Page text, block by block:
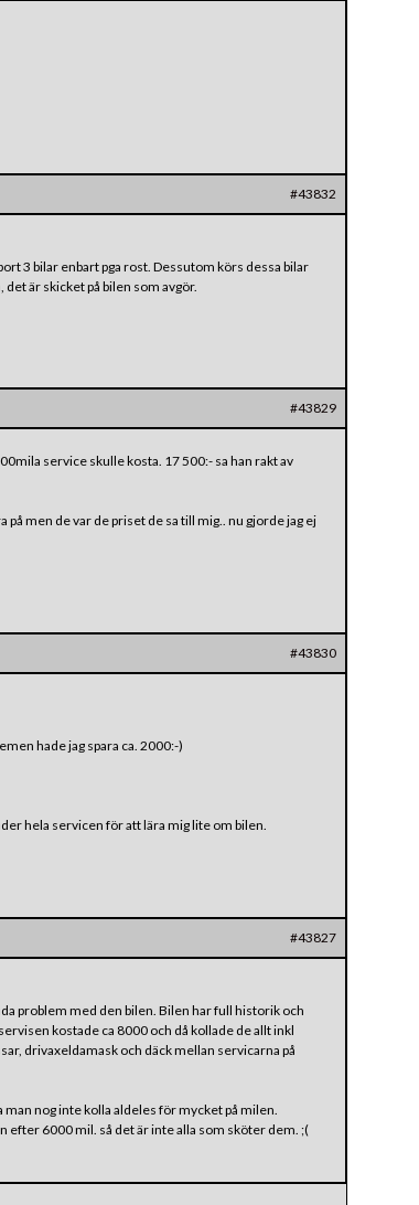
#43832
3 bilar enbart pga rost. Dessutom körs dessa bilar
är skicket på bilen som avgör.
#43829
service skulle kosta. 17 500:- sa han rakt av
men de var de priset de sa till mig.. nu gjorde jag ej
#43830
hade jag spara ca. 2000:-)
hela servicen för att lära mig lite om bilen.
#43827
problem med den bilen. Bilen har full historik och
kostade ca 8000 och då kollade de allt inkl
drivaxeldamask och däck mellan servicarna på
nog inte kolla aldeles för mycket på milen.
6000 mil. så det är inte alla som sköter dem. ;(